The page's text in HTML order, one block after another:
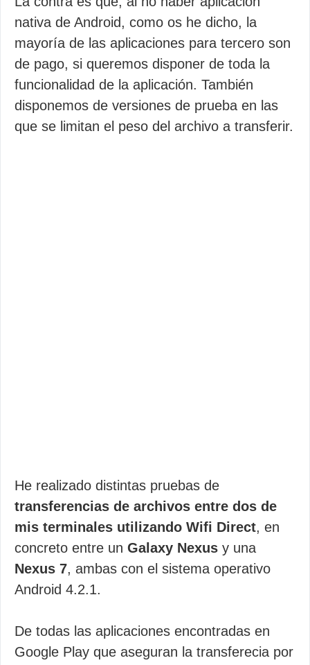
nativa de Android, como os he dicho, la
mayoría de las aplicaciones para tercero son
de pago, si queremos disponer de toda la
funcionalidad de la aplicación. También
disponemos de versiones de prueba en las
que se limitan el peso del archivo a transferir.
He realizado distintas pruebas de
transferencias de archivos entre dos de
mis terminales utilizando Wifi Direct, en
concreto entre un Galaxy Nexus y una
Nexus 7, ambas con el sistema operativo
Android 4.2.1.
De todas las aplicaciones encontradas en
Google Play que aseguran la transferecia por